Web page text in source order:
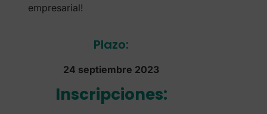
empresarial!
Plazo:
24 septiembre 2023
Inscripciones: